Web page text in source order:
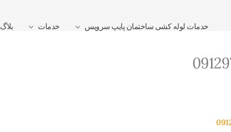
خدمات لوله کشی ساختمان پایپ سرویس خدمات بلاگ